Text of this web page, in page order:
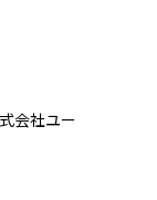
会社ユー